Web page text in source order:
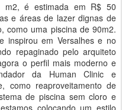
é estimada em R$ 50
e áreas de lazer dignas de
como uma piscina de 90m2.
inspirou em Versalhes e no
repaginado pelo arquiteto
o perfil mais moderno e
da Human Clinic e
como reaproveitamento de
de piscina sem cloro e
colocando um estilo